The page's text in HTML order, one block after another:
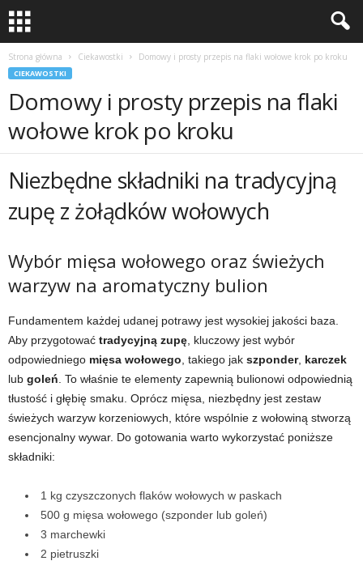
Strona główna Ciekawostki Domowy i prosty przepis na flaki wołowe krok po kroku
CIEKAWOSTKI
Domowy i prosty przepis na flaki
wołowe krok po kroku
Niezbędne składniki na tradycyjną
zupę z żołądków wołowych
Wybór mięsa wołowego oraz świeżych
warzyw na aromatyczny bulion
Fundamentem każdej udanej potrawy jest wysokiej jakości baza.
Aby przygotować tradycyjną zupę , kluczowy jest wybór
odpowiedniego mięsa wołowego , takiego jak szponder, karczek
lub goleń . To właśnie te elementy zapewnią bulionowi odpowiednią
tłustość i głębię smaku. Oprócz mięsa, niezbędny jest zestaw
świeżych warzyw korzeniowych, które wspólnie z wołowiną stworzą
esencjonalny wywar. Do gotowania warto wykorzystać poniższe
składniki:
1 kg czyszczonych flaków wołowych w paskach
500 g mięsa wołowego (szponder lub goleń)
3 marchewki
2 pietruszki